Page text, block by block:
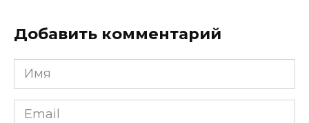
Добавить комментарий
Имя
*
Email